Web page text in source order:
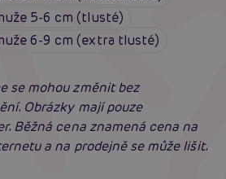
5-6 cm (tlusté)
6-9 cm (extra tlusté)
se mohou změnit bez
Obrázky mají pouze
Běžná cena znamená cena na
a na prodejně se může lišit.